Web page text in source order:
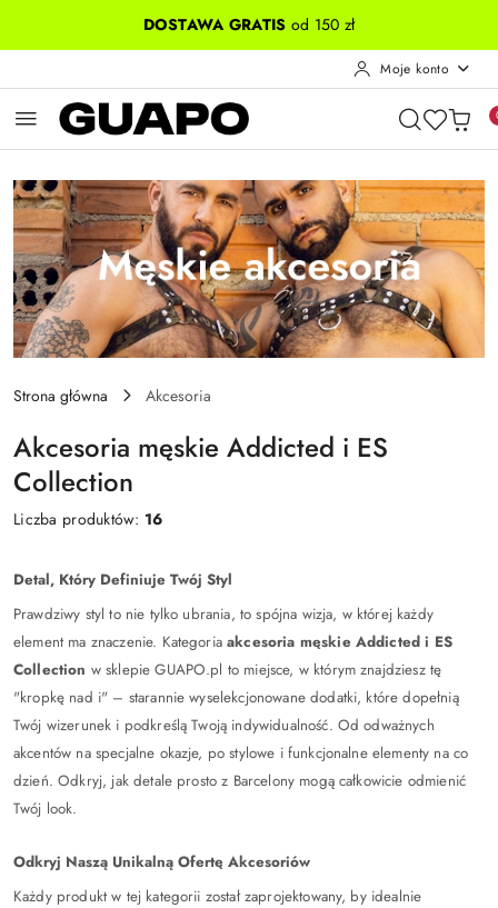
Przejdź do treści głównej
Przejdź do wyszukiwarki
Przejdź do moje konto
Przejdź do menu głównego
Przejdź do stopkiDOSTAWA GRATIS od 150 zł
Moje konto
Strona główna Akcesoria
Akcesoria męskie Addicted i ES
Collection
Liczba produktów: 16
Detal, Który Definiuje Twój Styl
Prawdziwy styl to nie tylko ubrania, to spójna wizja, w której każdy
element ma znaczenie. Kategoriaakcesoria męskie Addicted i ES
Collection w sklepie GUAPO.pl to miejsce, w którym znajdziesz tę
"kropkę nad i" – starannie wyselekcjonowane dodatki, które dopełnią
Twój wizerunek i podkreślą Twoją indywidualność. Od odważnych
akcentów na specjalne okazje, po stylowe i funkcjonalne elementy na co
dzień. Odkryj, jak detale prosto z Barcelony mogą całkowicie odmienić
Twój look.
Odkryj Naszą Unikalną Ofertę Akcesoriów
Każdy produkt w tej kategorii został zaprojektowany, by idealnie